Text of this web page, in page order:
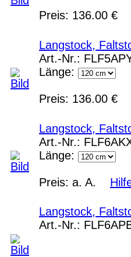
Preis: 136.00 €
Langstock,
Art.-Nr.:
Länge:
Preis: 136.00 €
Langstock,
Art.-Nr.:
Länge:
Preis: a. A.
Langstock,
Art.-Nr.: